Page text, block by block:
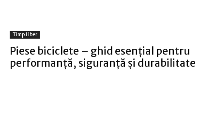
Timp Liber
Piese biciclete – ghid esențial pentru
performanță, siguranță și durabilitate